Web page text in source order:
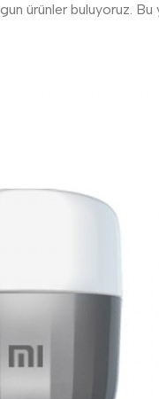
buluyoruz. Bu